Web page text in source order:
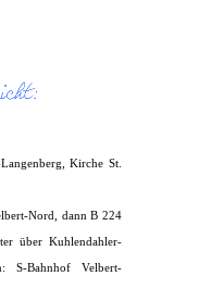
Kirche St.
Nord, dann B 224
über Kuhlendahler-
S-Bahnhof Velbert-